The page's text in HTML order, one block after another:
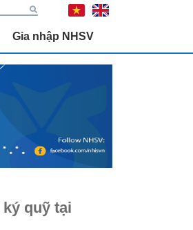
Gia nhập NHSV
ký quỹ tại